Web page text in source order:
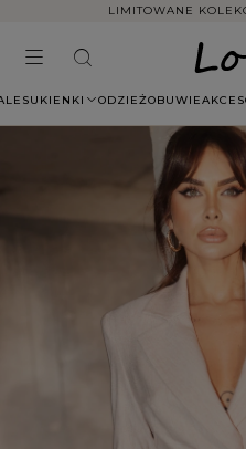
LIMITOWANE
SUKIENKI ODZIEŻOBUWIE